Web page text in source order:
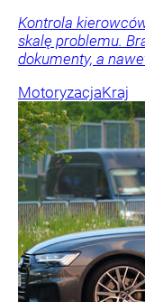
Kontrola
skalę problemu.
dokumenty, a
MotoryzacjaKraj